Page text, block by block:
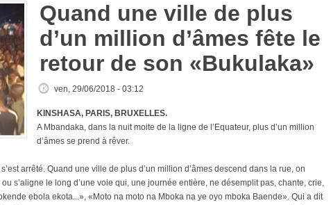
Quand une ville de plus
d’un million d’âmes fête le
retour de son «Bukulaka»
ven, 29/06/2018 - 03:12
KINSHASA, PARIS, BRUXELLES.
A Mbandaka, dans la nuit moite de la ligne de l’Equateur, plus d’un million
d’âmes se prend à rêver.
arrêté. Quand une ville de plus d’un million d’âmes descend dans la rue, on
s’aligne le long d’une voie qui, une journée entière, ne désemplit pas, chante, crie,
ebola ekota...», «Moto na moto na Mboka na ye oyo mboka Baende». Qui a dit